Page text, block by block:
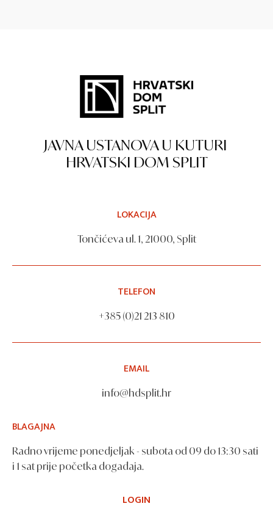
JAVNA USTANOVA U KUTURI
HRVATSKI DOM SPLIT
LOKACIJA
Tončićeva ul. 1, 21000, Split
TELEFON
+385 (0)21 213 810
EMAIL
info@hdsplit.hr
BLAGAJNA
Radno vrijeme ponedjeljak - subota od 09 do 13:30 sati
i 1 sat prije početka događaja.
LOGIN